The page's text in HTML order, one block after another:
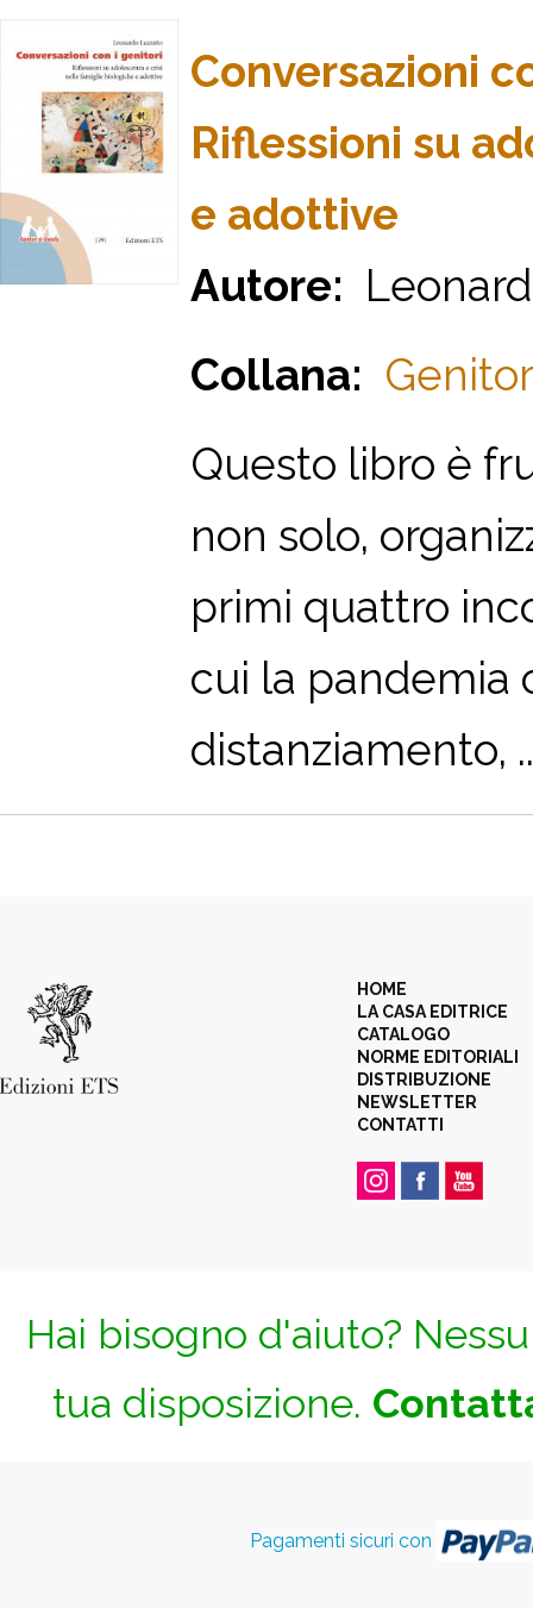
Conversazioni
Riflessioni su
e adottive
Autore:
Collana:
Questo libro è
non solo,
primi quattro
cui la pandemia
distanziamento,
HOME
LA CASA EDITRICE
CATALOGO
NORME EDITORIALI
DISTRIBUZIONE
NEWSLETTER
CONTATTI
Hai bisogno d'aiuto?
tua disposizione.
Pagamenti sicuri con